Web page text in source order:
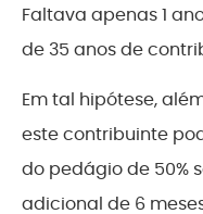
Faltava apenas 1
de 35 anos de
Em tal hipótese,
este contribuinte
do pedágio de 50%
adicional de 6